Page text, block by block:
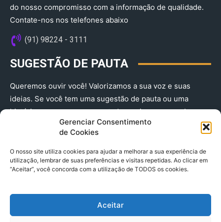
Gerenciar Consentimento
de Cookies
O nosso site utiliza cookies para ajudar a melhorar a sua experiência de
utilização, lembrar de suas preferências e visitas repetidas. Ao clicar em
“Aceitar”, você concorda com a utilização de TODOS os cookies.
Aceitar
do nosso compromisso com a informação de qualidade.
Contate-nos nos telefones abaixo
(91) 98224 - 3111
SUGESTÃO DE PAUTA
Queremos ouvir você! Valorizamos a sua voz e suas
ideias. Se você tem uma sugestão de pauta ou uma
história que merece ser contada, envie-nos agora!
(91) 98224 - 3111
© 2025 A Província do Pará CNPJ: 04.901.141/0001-36 End .